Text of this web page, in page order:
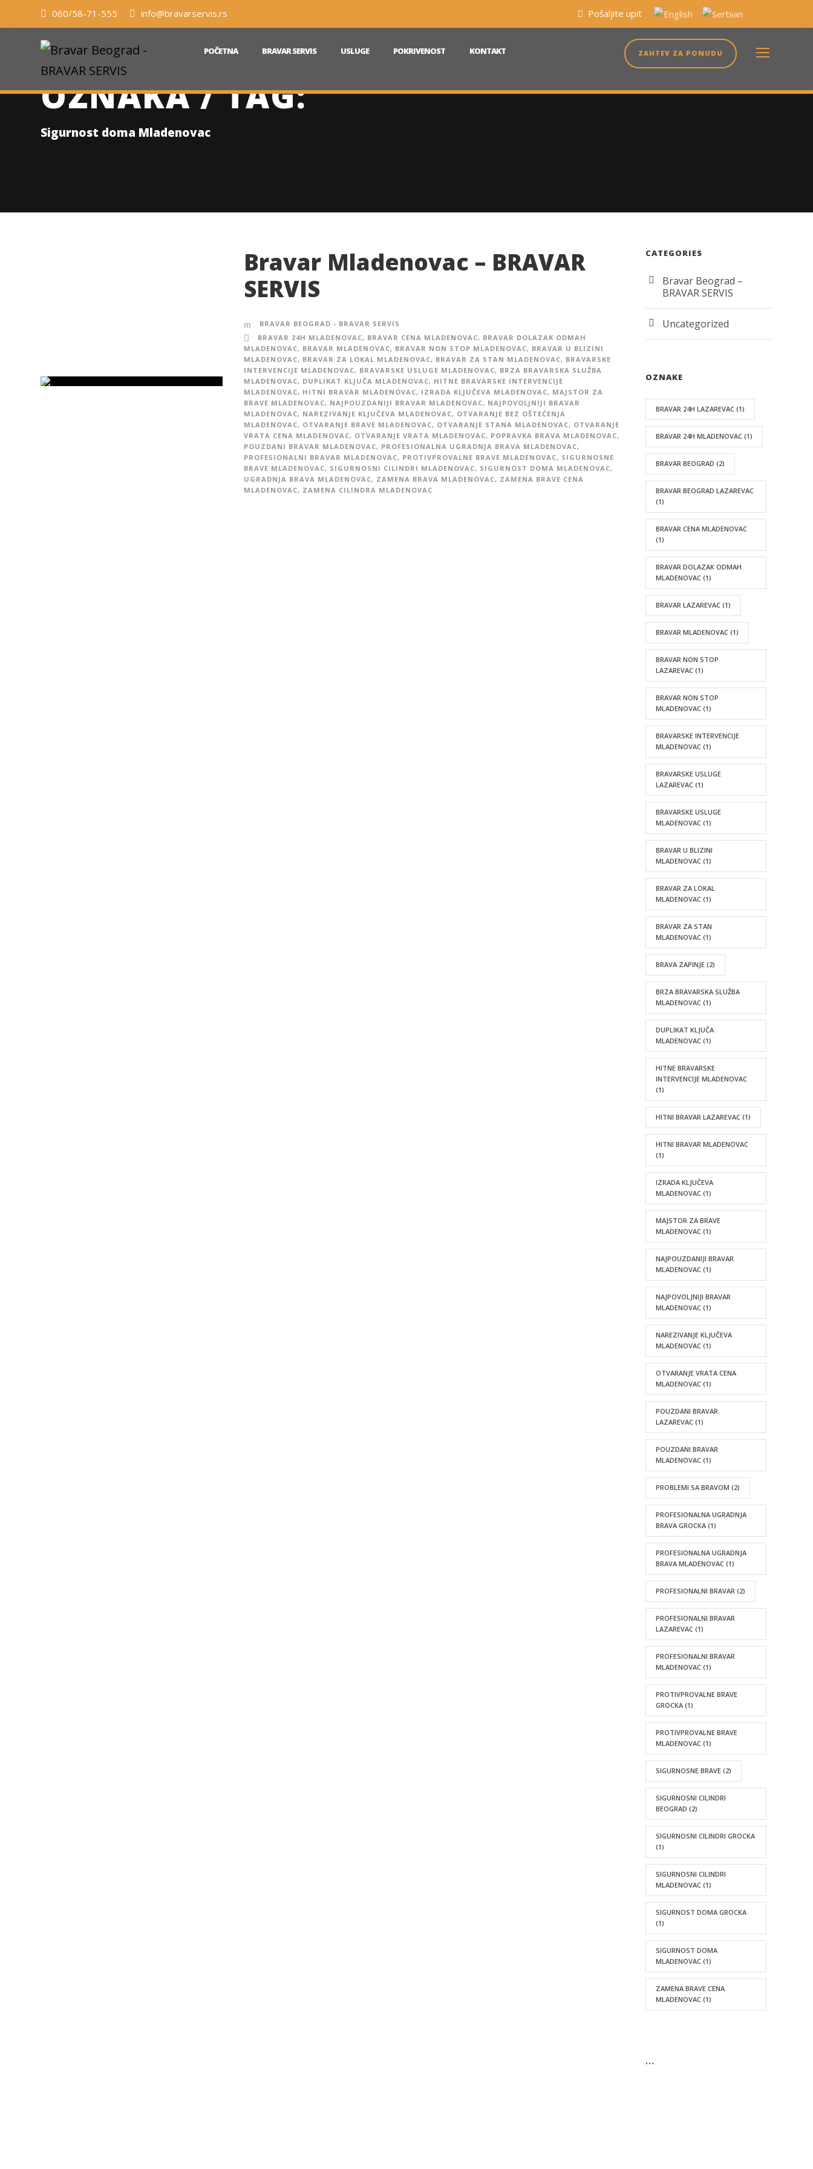
060/58-71-555 info@bravarservis.rs Pošaljite upit
POČETNA BRAVAR SERVIS USLUGE POKRIVENOST KONTAKT ZAHTEV ZA PONUDU
OZNAKA / TAG:
Sigurnost doma Mladenovac
Bravar Mladenovac – BRAVAR
SERVIS
BRAVAR BEOGRAD - BRAVAR SERVIS
BRAVAR 24H MLADENOVAC, BRAVAR CENA MLADENOVAC, BRAVAR DOLAZAK ODMAH
MLADENOVAC, BRAVAR MLADENOVAC, BRAVAR NON STOP MLADENOVAC, BRAVAR U BLIZINI
MLADENOVAC, BRAVAR ZA LOKAL MLADENOVAC, BRAVAR ZA STAN MLADENOVAC, BRAVARSKE
INTERVENCIJE MLADENOVAC, BRAVARSKE USLUGE MLADENOVAC, BRZA BRAVARSKA SLUŽBA
MLADENOVAC, DUPLIKAT KLJUČA MLADENOVAC, HITNE BRAVARSKE INTERVENCIJE
MLADENOVAC, HITNI BRAVAR MLADENOVAC, IZRADA KLJUČEVA MLADENOVAC, MAJSTOR ZA
BRAVE MLADENOVAC, NAJPOUZDANIJI BRAVAR MLADENOVAC, NAJPOVOLJNIJI BRAVAR
MLADENOVAC, NAREZIVANJE KLJUČEVA MLADENOVAC, OTVARANJE BEZ OŠTEĆENJA
MLADENOVAC, OTVARANJE BRAVE MLADENOVAC, OTVARANJE STANA MLADENOVAC, OTVARANJE
VRATA CENA MLADENOVAC, OTVARANJE VRATA MLADENOVAC, POPRAVKA BRAVA MLADENOVAC,
POUZDANI BRAVAR MLADENOVAC, PROFESIONALNA UGRADNJA BRAVA MLADENOVAC,
PROFESIONALNI BRAVAR MLADENOVAC, PROTIVPROVALNE BRAVE MLADENOVAC, SIGURNOSNE
BRAVE MLADENOVAC, SIGURNOSNI CILINDRI MLADENOVAC, SIGURNOST DOMA MLADENOVAC,
UGRADNJA BRAVA MLADENOVAC, ZAMENA BRAVA MLADENOVAC, ZAMENA BRAVE CENA
MLADENOVAC, ZAMENA CILINDRA MLADENOVAC
CATEGORIES
Bravar Beograd –
BRAVAR SERVIS
Uncategorized
OZNAKE
BRAVAR 24H LAZAREVAC (1)
BRAVAR 24H MLADENOVAC (1)
BRAVAR BEOGRAD (2)
BRAVAR BEOGRAD LAZAREVAC
(1)
BRAVAR CENA MLADENOVAC
(1)
BRAVAR DOLAZAK ODMAH
MLADENOVAC (1)
BRAVAR LAZAREVAC (1)
BRAVAR MLADENOVAC (1)
BRAVAR NON STOP
LAZAREVAC (1)
BRAVAR NON STOP
MLADENOVAC (1)
BRAVARSKE INTERVENCIJE
MLADENOVAC (1)
BRAVARSKE USLUGE
LAZAREVAC (1)
BRAVARSKE USLUGE
MLADENOVAC (1)
BRAVAR U BLIZINI
MLADENOVAC (1)
BRAVAR ZA LOKAL
MLADENOVAC (1)
BRAVAR ZA STAN
MLADENOVAC (1)
BRAVA ZAPINJE (2)
BRZA BRAVARSKA SLUŽBA
MLADENOVAC (1)
DUPLIKAT KLJUČA
MLADENOVAC (1)
HITNE BRAVARSKE
INTERVENCIJE MLADENOVAC
(1)
HITNI BRAVAR LAZAREVAC (1)
HITNI BRAVAR MLADENOVAC
(1)
IZRADA KLJUČEVA
MLADENOVAC (1)
MAJSTOR ZA BRAVE
MLADENOVAC (1)
NAJPOUZDANIJI BRAVAR
MLADENOVAC (1)
NAJPOVOLJNIJI BRAVAR
MLADENOVAC (1)
NAREZIVANJE KLJUČEVA
MLADENOVAC (1)
OTVARANJE VRATA CENA
MLADENOVAC (1)
POUZDANI BRAVAR
LAZAREVAC (1)
POUZDANI BRAVAR
MLADENOVAC (1)
PROBLEMI SA BRAVOM (2)
PROFESIONALNA UGRADNJA
BRAVA GROCKA (1)
PROFESIONALNA UGRADNJA
BRAVA MLADENOVAC (1)
PROFESIONALNI BRAVAR (2)
PROFESIONALNI BRAVAR
LAZAREVAC (1)
PROFESIONALNI BRAVAR
MLADENOVAC (1)
PROTIVPROVALNE BRAVE
GROCKA (1)
PROTIVPROVALNE BRAVE
MLADENOVAC (1)
SIGURNOSNE BRAVE (2)
SIGURNOSNI CILINDRI
BEOGRAD (2)
SIGURNOSNI CILINDRI GROCKA
(1)
SIGURNOSNI CILINDRI
MLADENOVAC (1)
SIGURNOST DOMA GROCKA
(1)
SIGURNOST DOMA
MLADENOVAC (1)
ZAMENA BRAVE CENA
MLADENOVAC (1)
…